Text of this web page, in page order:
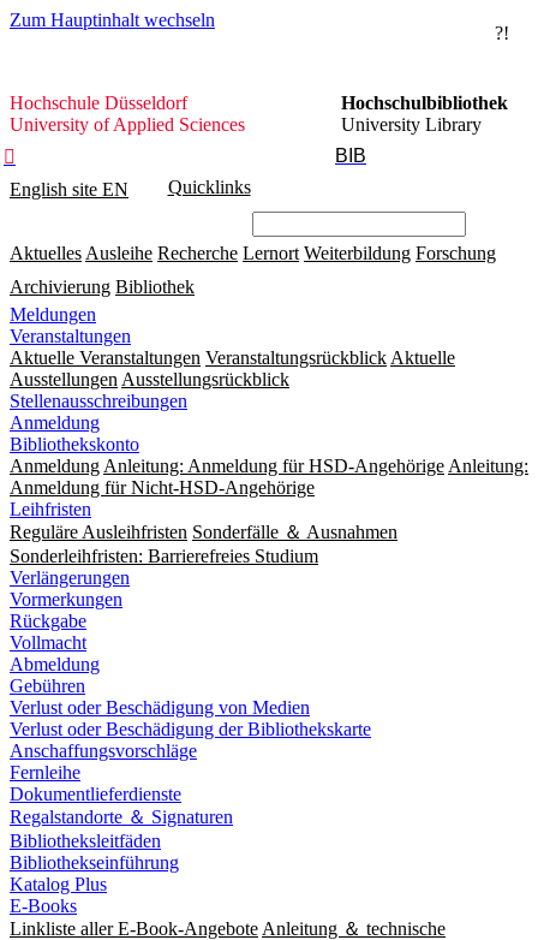
Zum Hauptinhalt wechseln
?!
Hochschule
Düsseldorf
Hochschule Düsseldorf
University of Applied Sciences
Hochschulbibliothek
University Library

BIB
English site EN Quicklinks
Aktuelles Ausleihe Recherche Lernort Weiterbildung Forschung
Archivierung Bibliothek
Meldungen
Veranstaltungen
Aktuelle Veranstaltungen Veranstaltungsrückblick Aktuelle
Ausstellungen Ausstellungsrückblick
Stellenausschreibungen
Anmeldung
Bibliothekskonto
Anmeldung Anleitung: Anmeldung für HSD-Angehörige Anleitung:
Anmeldung für Nicht-HSD-Angehörige
Leihfristen
Reguläre Ausleihfristen Sonderfälle ＆ Ausnahmen
Sonderleihfristen: Barrierefreies Studium
Verlängerungen
Vormerkungen
Rückgabe
Vollmacht
Abmeldung
Gebühren
Verlust oder Beschädigung von Medien
Verlust oder Beschädigung der Bibliothekskarte
Anschaffungsvorschläge
Fernleihe
Dokumentlieferdienste
Regalstandorte ＆ Signaturen
Bibliotheksleitfäden
Bibliothekseinführung
Katalog Plus
E-Books
Linkliste aller E-Book-Angebote Anleitung ＆ technische